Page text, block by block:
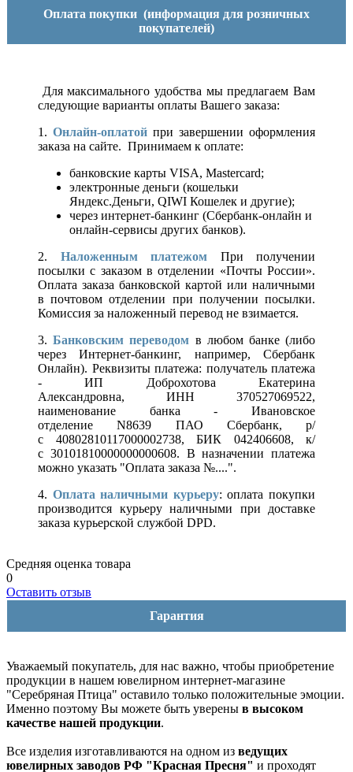
Оплата покупки (информация для розничных
покупателей)
Для максимального удобства мы предлагаем Вам
следующие варианты оплаты Вашего заказа:
1. Онлайн-оплатой при завершении оформления
заказа на сайте. Принимаем к оплате:
банковские карты VISA, Mastercard;
электронные деньги (кошельки
Яндекс.Деньги, QIWI Кошелек и другие);
через интернет-банкинг (Сбербанк-онлайн и
онлайн-сервисы других банков).
2. Наложенным платежом При получении
посылки с заказом в отделении «Почты России».
Оплата заказа банковской картой или наличными
в почтовом отделении при получении посылки.
Комиссия за наложенный перевод не взимается.
3.Банковским переводом в любом банке (либо
через Интернет-банкинг, например, Сбербанк
Онлайн). Реквизиты платежа: получатель платежа
- ИП Доброхотова Екатерина
Александровна, ИНН 370527069522,
наименование банка - Ивановское
отделение N8639 ПАО Сбербанк, р/
с 40802810117000002738, БИК 042406608, к/
с 30101810000000000608. В назначении платежа
можно указать "Оплата заказа №....".
4. Оплата наличными курьеру: оплата покупки
производится курьеру наличными при доставке
заказа курьерской службой DPD.
Средняя оценка товара
0
Оставить отзыв
Гарантия
Уважаемый покупатель, для нас важно, чтобы приобретение
продукции в нашем ювелирном интернет-магазине
"Серебряная Птица" оставило только положительные эмоции.
Именно поэтому Вы можете быть уверены в высоком
качестве нашей продукции.
Все изделия изготавливаются на одном из ведущих
ювелирных заводов РФ "Красная Пресня" и проходят